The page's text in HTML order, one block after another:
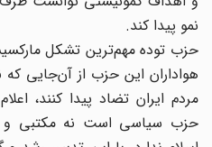
نمو پیدا کند.
حزب توده مهم‌ترین تشکل
هواداران این حزب از آن‌جایی که
مردم ایران تضاد پیدا کنند،
حزب سیاسی است نه مکتبی و